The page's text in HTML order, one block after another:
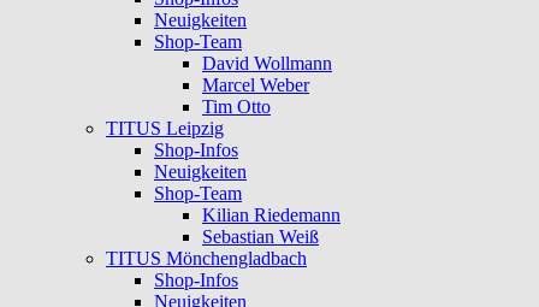
Neuigkeiten
Shop-Team
David Wollmann
Marcel Weber
Tim Otto
TITUS Leipzig
Shop-Infos
Neuigkeiten
Shop-Team
Kilian Riedemann
Sebastian Weiß
TITUS Mönchengladbach
Shop-Infos
Neuigkeiten